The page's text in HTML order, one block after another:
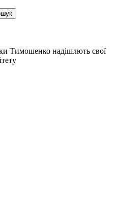
Тимошенко надішлють свої